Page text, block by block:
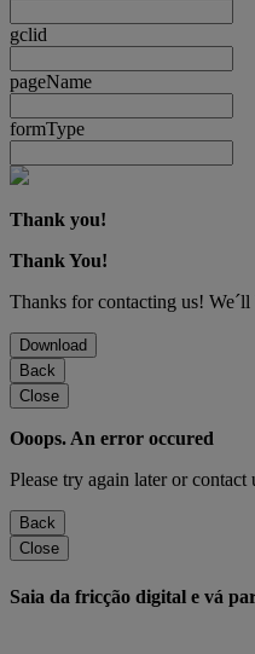
gclid
pageName
formType
Thank you!
Thank You!
Thanks for contacting us!
Download
Back
Close
Ooops. An error occured
Please try again later or
Back
Close
Saia da fricção digital e vá